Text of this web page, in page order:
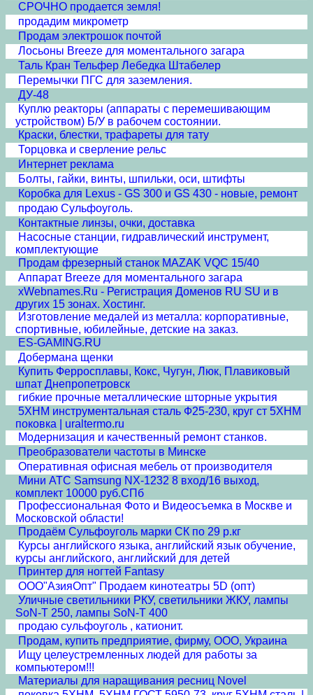
СРОЧНО продается земля!
продадим микрометр
Продам электрошок почтой
Лосьоны Breeze для моментального загара
Таль Кран Тельфер Лебедка Штабелер
Перемычки ПГС для заземления.
ДУ-48
Куплю реакторы (аппараты с перемешивающим
устройством) Б/У в рабочем состоянии.
Краски, блестки, трафареты для тату
Торцовка и сверление рельс
Интернет реклама
Болты, гайки, винты, шпильки, оси, штифты
Коробка для Lexus - GS 300 и GS 430 - новые, ремонт
продаю Сульфоуголь.
Контактные линзы, очки, доставка
Насосные станции, гидравлический инструмент,
комплектующие
Продам фрезерный станок MAZAK VQC 15/40
Аппарат Breeze для моментального загара
xWebnames.Ru - Регистрация Доменов RU SU и в
других 15 зонах. Хостинг.
Изготовление медалей из металла: корпоративные,
спортивные, юбилейные, детские на заказ.
ES-GAMING.RU
Добермана щенки
Купить Ферросплавы, Кокс, Чугун, Люк, Плавиковый
шпат Днепропетровск
гибкие прочные металлические шторные укрытия
5ХНМ инструментальная сталь Ф25-230, круг ст 5ХНМ
поковка | uraltermo.ru
Модернизация и качественный ремонт станков.
Преобразователи частоты в Минске
Оперативная офисная мебель от производителя
Мини АТС Samsung NX-1232 8 вход/16 выход,
комплект 10000 руб.СПб
Профессиональная Фото и Видеосъемка в Москве и
Московской области!
Продаём Сульфоуголь марки СК по 29 р.кг
Курсы английского языка, английский язык обучение,
курсы английского, английский для детей
Принтер для ногтей Fantasy
ООО"АзияОпт" Продаем кинотеатры 5D (опт)
Уличные светильники РКУ, светильники ЖКУ, лампы
SoN-T 250, лампы SoN-T 400
продаю сульфоуголь , катионит.
Продам, купить предприятие, фирму, ООО, Украина
Ищу целеустремленных людей для работы за
компьютером!!!
Материалы для наращивания ресниц Novel